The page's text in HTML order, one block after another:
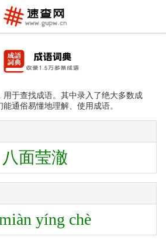
用于查找成语。其中录入了绝大多数成
通俗易懂地理解、使用成语。
八面莹澈
yíng chè